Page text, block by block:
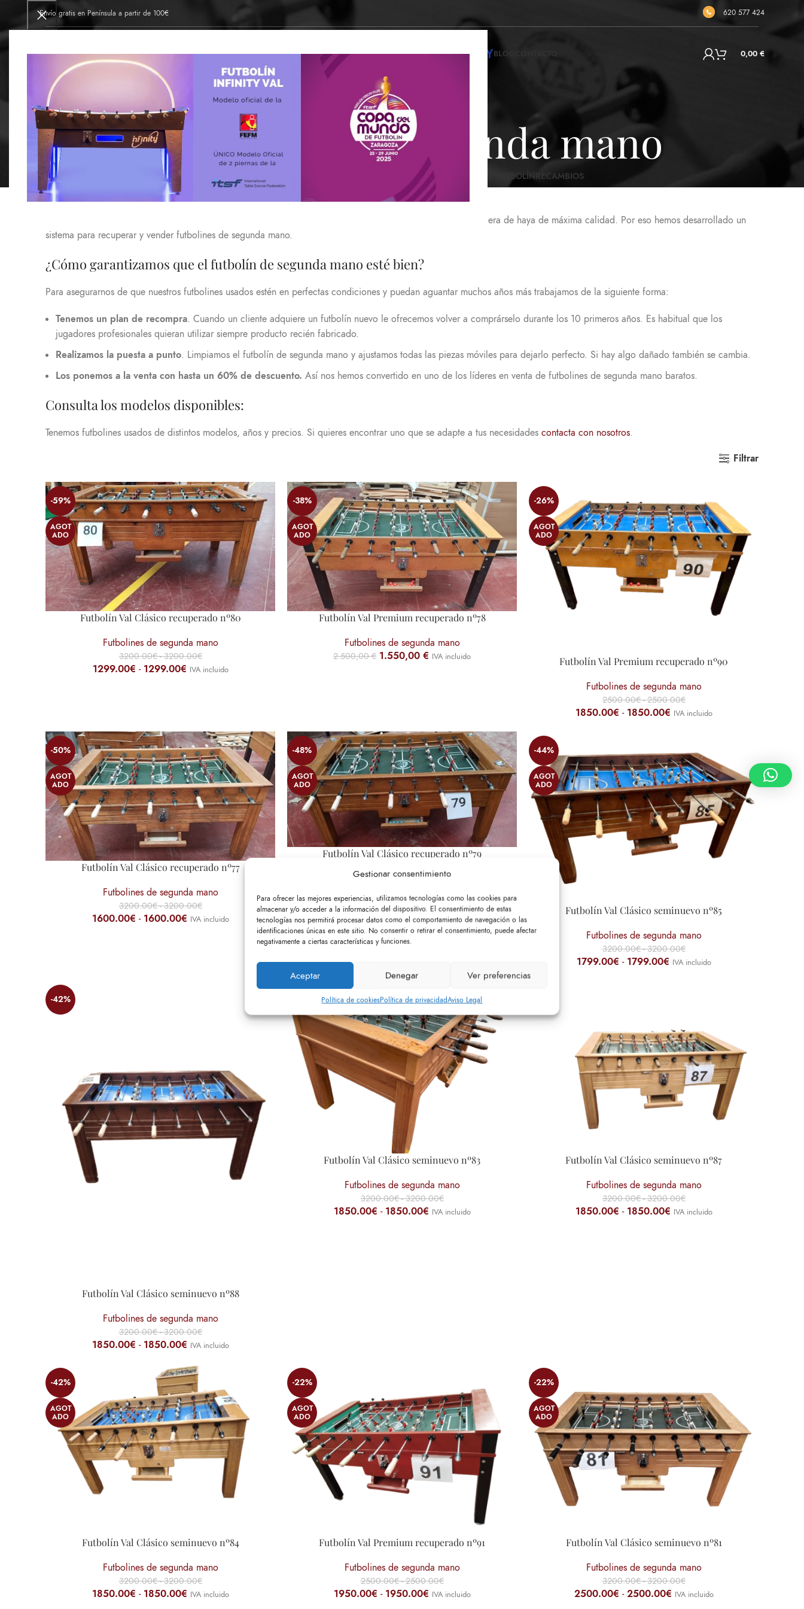
Gestionar consentimiento
Para ofrecer las mejores experiencias, utilizamos tecnologías como las cookies para
almacenar y/o acceder a la información del dispositivo. El consentimiento de estas
tecnologías nos permitirá procesar datos como el comportamiento de navegación o las
identificaciones únicas en este sitio. No consentir o retirar el consentimiento, puede afectar
negativamente a ciertas características y funciones.
Aceptar Denegar Ver preferencias
Política de cookiesPolítica de privacidadAviso Legal
Envío gratis en Península a partir de 100€ 620 577 424
INICIOFÁBRICA DE FUTBOLINESTIENDA DE FUTBOLINESALQUILER DE FUTBOLINESINFINITYBLOG CONTACTO 0,00 €
Futbolines de segunda mano
FUTBOLINES DE SEGUNDA MANO FUTBOLINES NUEVOS MUÑECOS DE FUTBOLÍNRECAMBIOS
Futbolines usados de ocasión hasta 60% de descuento
Futbolines Val se define por tener los futbolines más resistentes y robustos del mercado gracias al uso de madera de haya de máxima calidad. Por eso hemos desarrollado un
sistema para recuperar y vender futbolines de segunda mano.
¿Cómo garantizamos que el futbolín de segunda mano esté bien?
Para asegurarnos de que nuestros futbolines usados estén en perfectas condiciones y puedan aguantar muchos años más trabajamos de la siguiente forma:
Tenemos un plan de recompra. Cuando un cliente adquiere un futbolín nuevo le ofrecemos volver a comprárselo durante los 10 primeros años. Es habitual que los
jugadores profesionales quieran utilizar siempre producto recién fabricado.
Realizamos la puesta a punto. Limpiamos el futbolín de segunda mano y ajustamos todas las piezas móviles para dejarlo perfecto. Si hay algo dañado también se cambia.
Los ponemos a la venta con hasta un 60% de descuento. Así nos hemos convertido en uno de los líderes en venta de futbolines de segunda mano baratos.
Consulta los modelos disponibles:
Tenemos futbolines usados de distintos modelos, años y precios. Si quieres encontrar uno que se adapte a tus necesidades contacta con nosotros.
Filtrar
-59%
AGOT
ADO
Futbolín Val Clásico recuperado nº80
Futbolines de segunda mano
3200.00€-3200.00€
1299.00€ - 1299.00€ IVA incluido
-38%
AGOT
ADO
Futbolín Val Premium recuperado nº78
Futbolines de segunda mano
2.500,00€ 1.550,00 € IVA incluido
-26%
AGOT
ADO
Futbolín Val Premium recuperado nº90
Futbolines de segunda mano
2500.00€-2500.00€
1850.00€ - 1850.00€ IVA incluido
-50%
AGOT
ADO
Futbolín Val Clásico recuperado nº77
Futbolines de segunda mano
3200.00€-3200.00€
1600.00€ - 1600.00€ IVA incluido
-48%
AGOT
ADO
Futbolín Val Clásico recuperado nº79
Futbolines de segunda mano
3200.00 3200.00
1649.00€-1649.00€ IVA incluido
-44%
AGOT
ADO
Futbolín Val Clásico seminuevo nº85
Futbolines de segunda mano
3200.00€-3200.00€
1799.00€ - 1799.00€ IVA incluido
-42%
Futbolín Val Clásico seminuevo nº88
Futbolines de segunda mano
3200.00€-3200.00€
1850.00€ - 1850.00€ IVA incluido
Futbolín Val Clásico seminuevo nº83
Futbolines de segunda mano
3200.00€-3200.00€
1850.00€ - 1850.00€ IVA incluido
Futbolín Val Clásico seminuevo nº87
Futbolines de segunda mano
3200.00€-3200.00€
1850.00€ - 1850.00€ IVA incluido
-42%
AGOT
ADO
Futbolín Val Clásico seminuevo nº84
Futbolines de segunda mano
3200.00€-3200.00€
1850.00€ - 1850.00€ IVA incluido
-22%
AGOT
ADO
Futbolín Val Premium recuperado nº91
Futbolines de segunda mano
2500.00€-2500.00€
1950.00€ - 1950.00€ IVA incluido
-22%
AGOT
ADO
Futbolín Val Clásico seminuevo nº81
Futbolines de segunda mano
3200.00€-3200.00€
2500.00€ -2500.00€ IVA incluido